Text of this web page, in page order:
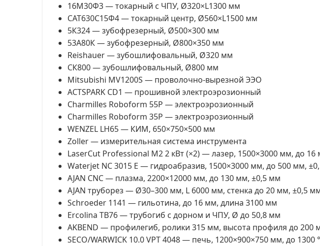
16М30Ф3 — токарный с ЧПУ, Ø320×L1300 мм
САТ630С15Ф4 — токарный центр, Ø560×L1500 мм
5К324 — зубофрезерный, Ø500×300 мм
53А80К — зубофрезерный, Ø800×350 мм
Reishauer — зубошлифовальный, Ø320 мм
СК800 — зубошлифовальный, Ø800 мм
Mitsubishi MV1200S — проволочно-вырезной ЭЭО
ACTSPARK CD1 — прошивной электроэрозионный
Charmilles Roboform 55P — электроэрозионный
Charmilles Roboform 35P — электроэрозионный
WENZEL LH65 — КИМ, 650×750×500 мм
Zoller — измерительная система инструмента
LaserCut Professional M2 2 кВт (×2) — лазер, 1500×3000 мм, до
Waterjet NC 3015 E — гидроабразив, 1500×3000 мм, до 500 мм,
AJAN CNC — плазма, 2200×12000 мм, до 130 мм, ±0,5 мм
AJAN труборез — Ø30–300 мм, L 6000 мм, стенка до 20 мм, ±0,5
Schroeder 1141 — гильотина, до 16 мм, длина 3100 мм
Ercolina TB76 — трубогиб с дорном и ЧПУ, Ø до 50,8 мм
AKBEND — профилегиб, ролики 315 мм, высота профиля до 200
SECO/WARWICK 10.0 VPT 4048 — печь, 1200×900×750 мм, до 1300